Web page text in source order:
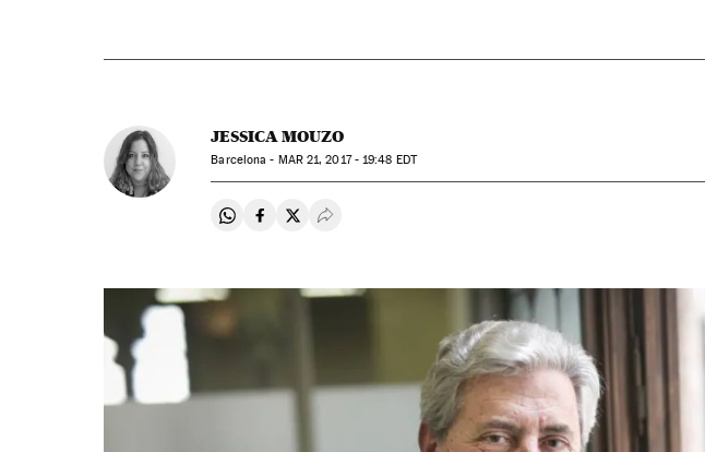
JESSICA MOUZO
Barcelona - MAR21, 2017 - 19:48 EDT
Compartir en Whatsapp
Compartir en Facebook
Compartir en Twitter
Desplegar Redes Sociales